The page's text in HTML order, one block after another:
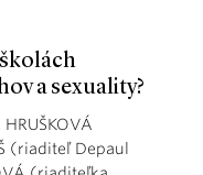
a sexuality?
(riaditeľ Depaul